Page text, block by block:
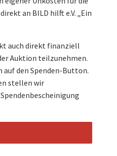
an BILD hilft e.V. „Ein
auch direkt finanziell
Auktion teilzunehmen.
auf den Spenden-Button.
stellen wir